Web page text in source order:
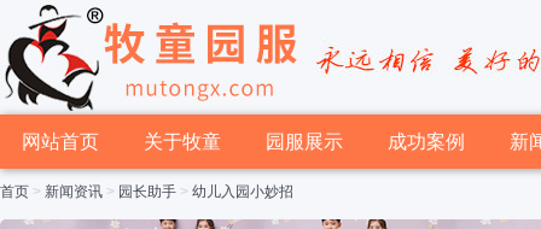
网站首页 关于牧童 园服展示 成功案例 新
首页 > 新闻资讯 > 园长助手 > 幼儿入园小妙招